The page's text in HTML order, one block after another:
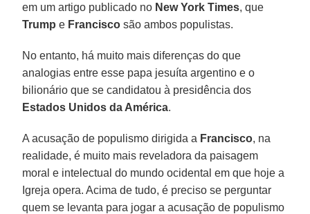
em um artigo publicado no New York Times, que
Trump e Francisco são ambos populistas.
No entanto, há muito mais diferenças do que
analogias entre esse papa jesuíta argentino e o
bilionário que se candidatou à presidência dos
Estados Unidos da América.
A acusação de populismo dirigida a Francisco, na
realidade, é muito mais reveladora da paisagem
moral e intelectual do mundo ocidental em que hoje a
Igreja opera. Acima de tudo, é preciso se perguntar
quem se levanta para jogar a acusação de populismo